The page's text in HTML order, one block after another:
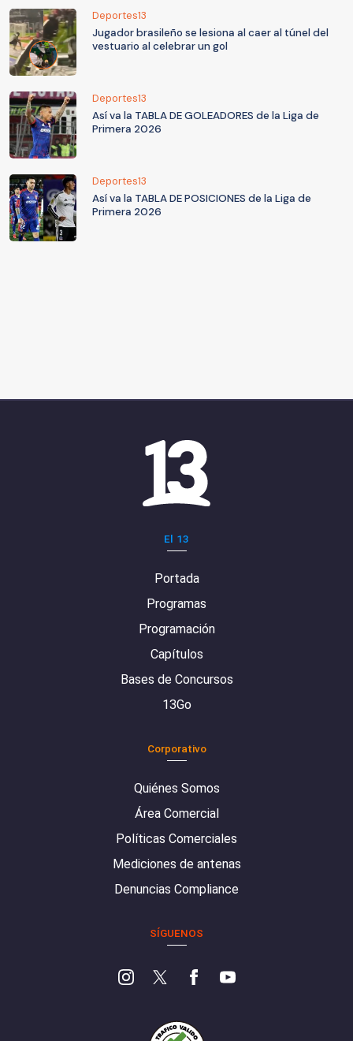
Deportes13
Jugador brasileño se lesiona al caer al túnel del
vestuario al celebrar un gol
Deportes13
Así va la TABLA DE GOLEADORES de la Liga de
Primera 2026
Deportes13
Así va la TABLA DE POSICIONES de la Liga de
Primera 2026
El 13
Portada
Programas
Programación
Capítulos
Bases de Concursos
13Go
Corporativo
Quiénes Somos
Área Comercial
Políticas Comerciales
Mediciones de antenas
Denuncias Compliance
SÍGUENOS